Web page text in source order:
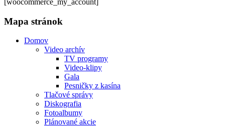
Mapa stránok
Domov
Video archív
TV programy
Video-klipy
Gala
Pesničky z kasína
Tlačové správy
Diskografia
Fotoalbumy
Plánované akcie